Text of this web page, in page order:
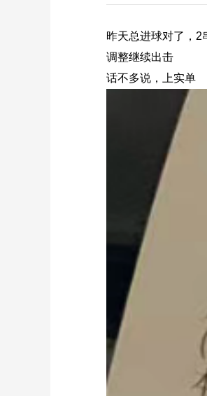
昨天总进球对了，2
调整继续出击
话不多说，上实单